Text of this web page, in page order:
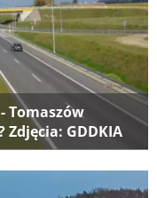
Tomaszów
Zdjęcia: GDDKIA